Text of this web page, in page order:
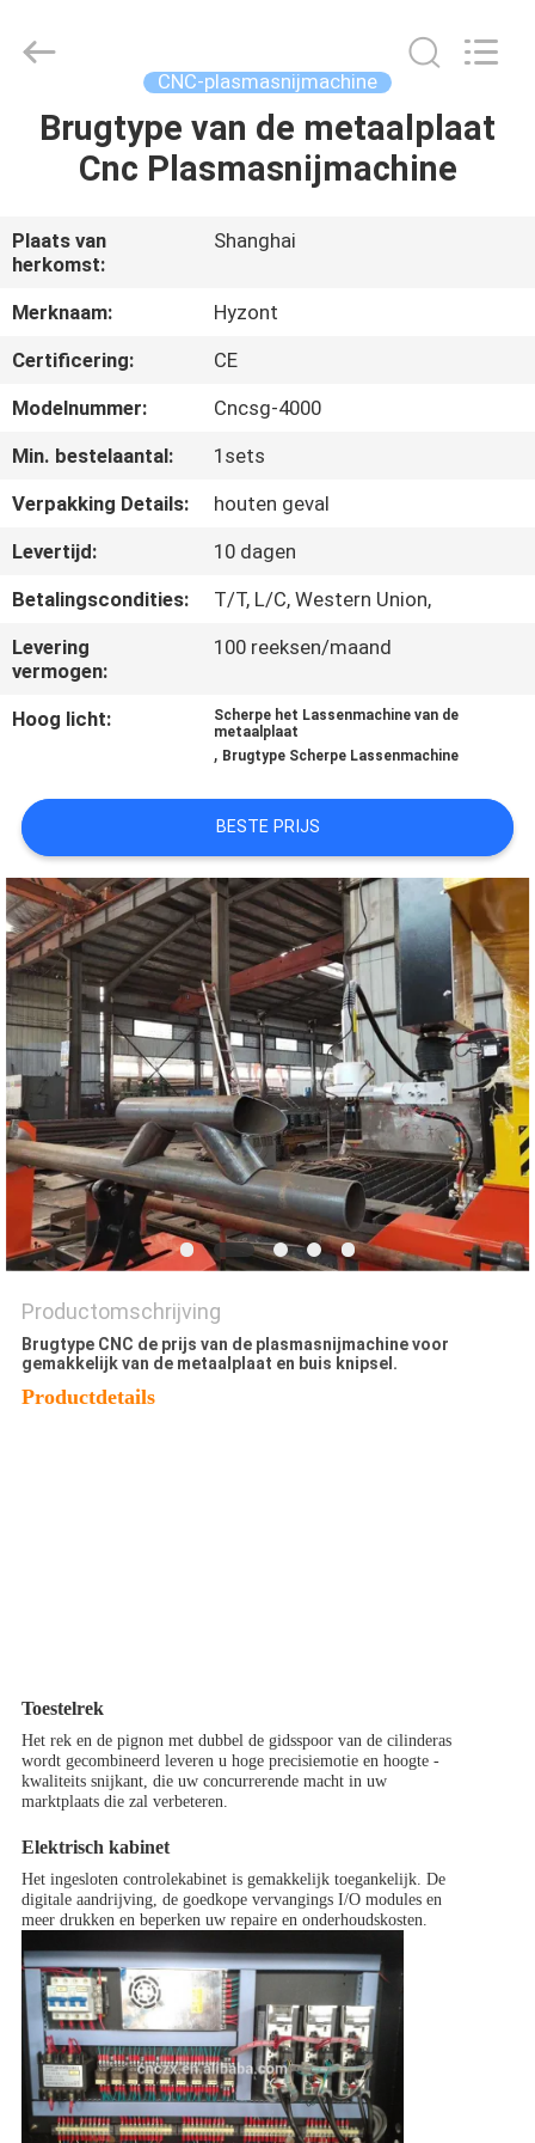
HUIS
VIDEO'S
ONGEVEER
ONS
FABRIEKSREIS
KWALITEITSCONTROLE
OM EEN
CITAAT
PRIVACYBELEID
Co.,Ltd..
CNC-plasmasnijmachine
Brugtype van de metaalplaat
Cnc Plasmasnijmachine
Plaats van
herkomst:
Shanghai
Merknaam:
Hyzont
Certificering:
CE
Modelnummer:
Cncsg-4000
Min. bestelaantal:
1sets
Verpakking Details:
houten geval
Levertijd:
10 dagen
Betalingscondities:
T/T, L/C, Western Union,
Levering
vermogen:
100 reeksen/maand
Hoog licht:
Scherpe het Lassenmachine van de
metaalplaat
, Brugtype Scherpe Lassenmachine
BESTE PRIJS
Productomschrijving
Brugtype CNC de prijs van de plasmasnijmachine voor
gemakkelijk van de metaalplaat en buis knipsel.
Productdetails
Toestelrek
Het rek en de pignon met dubbel de gidsspoor van de cilinderas
wordt gecombineerd leveren u hoge precisiemotie en hoogte -
kwaliteits snijkant, die uw concurrerende macht in uw
marktplaats die zal verbeteren.
Elektrisch kabinet
Het ingesloten controlekabinet is gemakkelijk toegankelijk. De
digitale aandrijving, de goedkope vervangings I/O modules en
meer drukken en beperken uw repaire en onderhoudskosten.